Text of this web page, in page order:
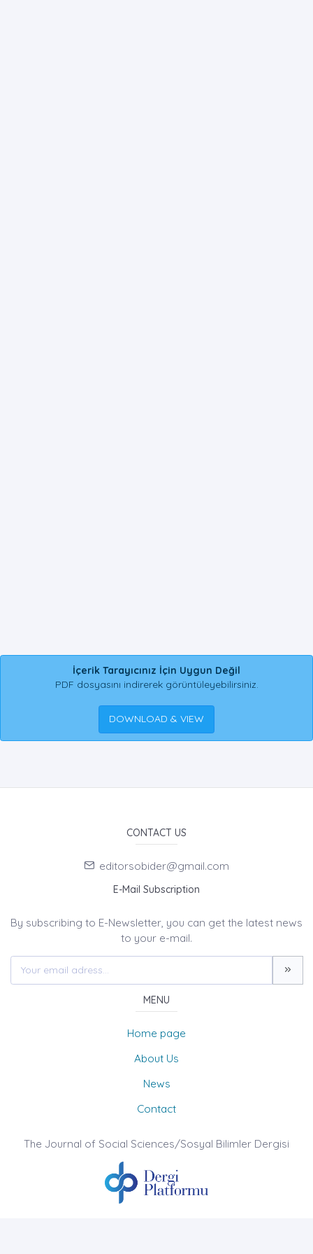
İçerik Tarayıcınız İçin Uygun Değil
PDF dosyasını indirerek görüntüleyebilirsiniz.
DOWNLOAD & VIEW
CONTACT US
editorsobider@gmail.com
E-Mail Subscription
By subscribing to E-Newsletter, you can get the latest news
to your e-mail.
MENU
Home page
About Us
News
Contact
The Journal of Social Sciences/Sosyal Bilimler Dergisi